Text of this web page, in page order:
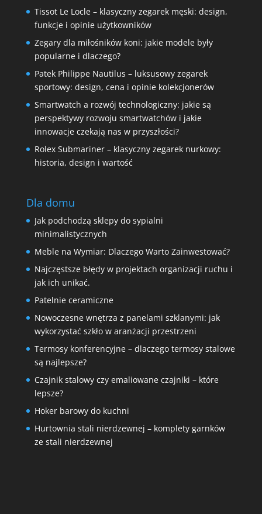
Tissot Le Locle – klasyczny zegarek męski: design,
funkcje i opinie użytkowników
Zegary dla miłośników koni: jakie modele były
popularne i dlaczego?
Patek Philippe Nautilus – luksusowy zegarek
sportowy: design, cena i opinie kolekcjonerów
Smartwatch a rozwój technologiczny: jakie są
perspektywy rozwoju smartwatchów i jakie
innowacje czekają nas w przyszłości?
Rolex Submariner – klasyczny zegarek nurkowy:
historia, design i wartość
Dla domu
Jak podchodzą sklepy do sypialni
minimalistycznych
Meble na Wymiar: Dlaczego Warto Zainwestować?
Najczęstsze błędy w projektach organizacji ruchu i
jak ich unikać.
Patelnie ceramiczne
Nowoczesne wnętrza z panelami szklanymi: jak
wykorzystać szkło w aranżacji przestrzeni
Termosy konferencyjne – dlaczego termosy stalowe
są najlepsze?
Czajnik stalowy czy emaliowane czajniki – które
lepsze?
Hoker barowy do kuchni
Hurtownia stali nierdzewnej – komplety garnków
ze stali nierdzewnej